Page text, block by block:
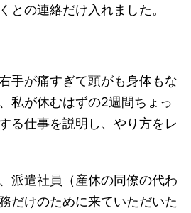
との連絡だけ入れました。
手が痛すぎて頭がも身体もな
私が休むはずの2週間ちょっ
る仕事を説明し、やり方をレ
派遣社員（産休の同僚の代わ
だけのために来ていただいた